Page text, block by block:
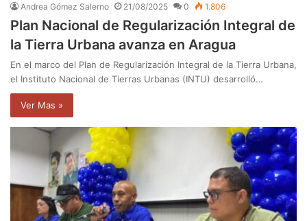
Andrea Gómez Salerno 21/08/2025 0 1.806
Plan Nacional de Regularización Integral de
la Tierra Urbana avanza en Aragua
En el marco del Plan de Regularización Integral de la Tierra Urbana,
el Instituto Nacional de Tierras Urbanas (INTU) desarrolló…
Ver Mas »